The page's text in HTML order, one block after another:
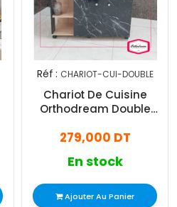
Réf : CHARIOT-CUI-DOUBLE
Chariot De Cuisine
Orthodream Double
279,000 DT
En stock
Ajouter Au Panier